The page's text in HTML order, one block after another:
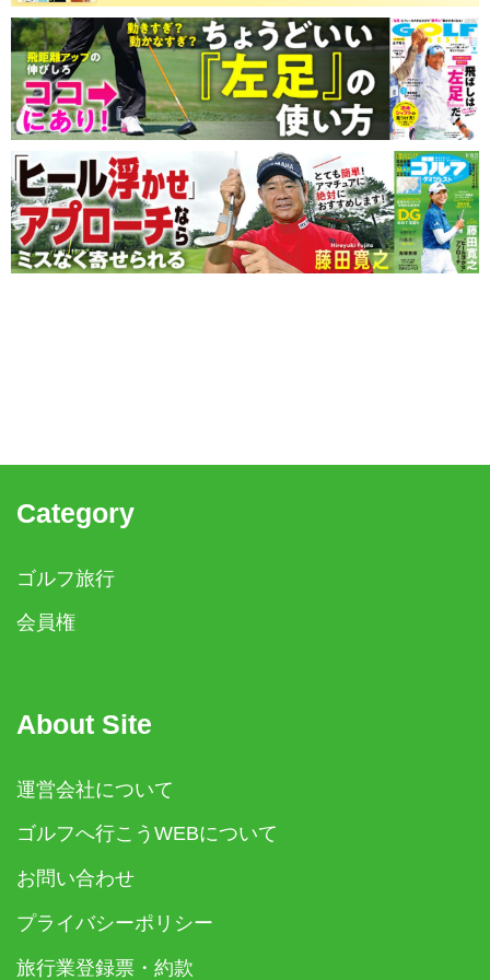
Category
ゴルフ旅行
会員権
About Site
運営会社について
ゴルフへ行こうWEBについて
お問い合わせ
プライバシーポリシー
旅行業登録票・約款